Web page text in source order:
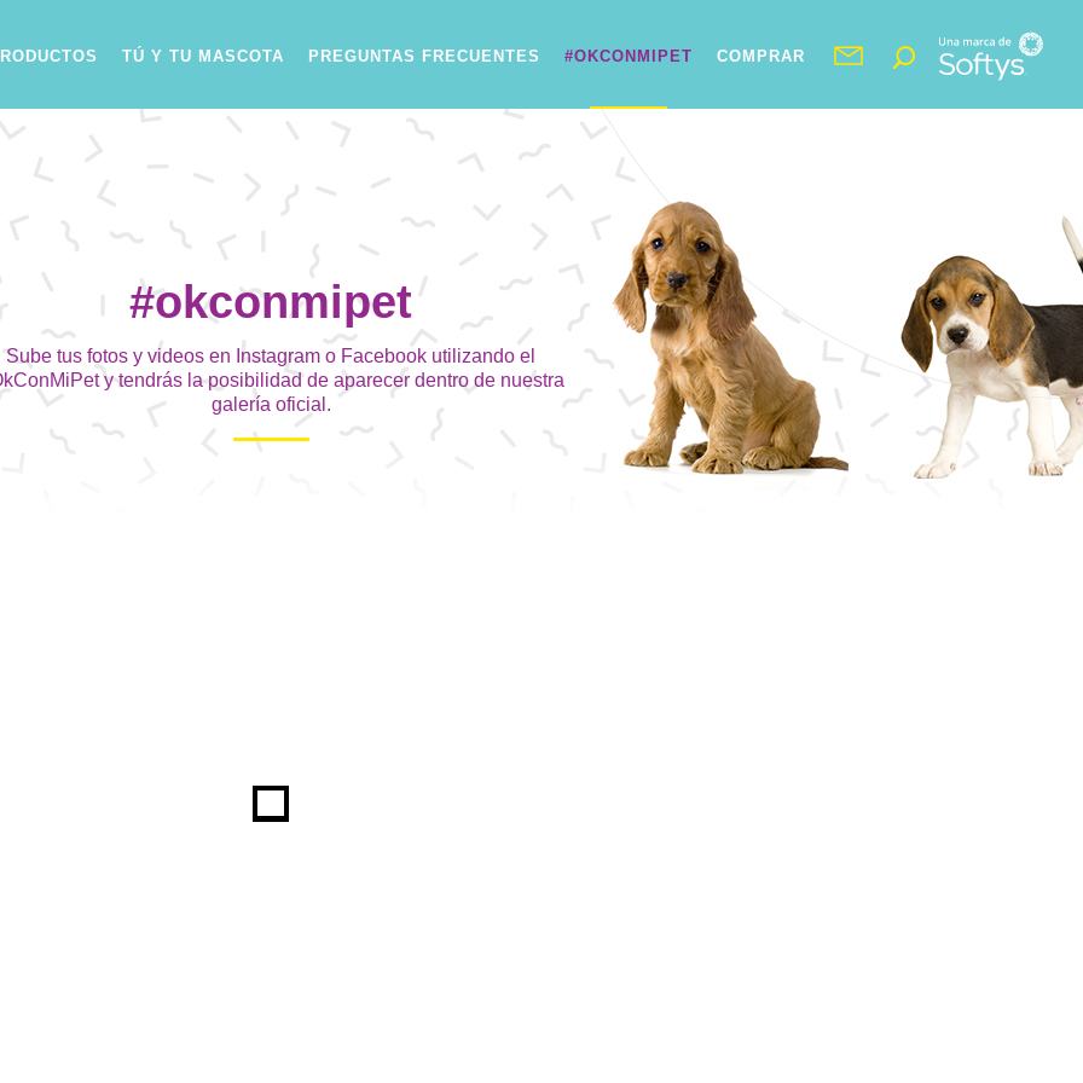
TÚ Y TU MASCOTA PREGUNTAS FRECUENTES #OKCONMIPET COMPRAR
#okconmipet
Sube tus fotos y videos en Instagram o Facebook utilizando el
y tendrás la posibilidad de aparecer dentro de nuestra
galería oficial.